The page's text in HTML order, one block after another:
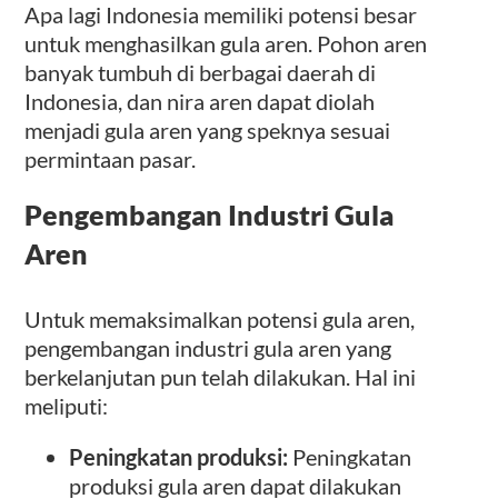
Apa lagi Indonesia memiliki potensi besar
untuk menghasilkan gula aren. Pohon aren
banyak tumbuh di berbagai daerah di
Indonesia, dan nira aren dapat diolah
menjadi gula aren yang speknya sesuai
permintaan pasar.
Pengembangan Industri Gula
Aren
Untuk memaksimalkan potensi gula aren,
pengembangan industri gula aren yang
berkelanjutan pun telah dilakukan. Hal ini
meliputi:
Peningkatan produksi: Peningkatan
produksi gula aren dapat dilakukan